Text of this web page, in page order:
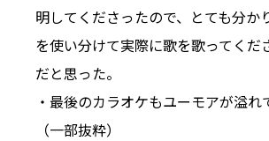
明してくださったので、とても分
を使い分けて実際に歌を歌ってく
だと思った。
・最後のカラオケもユーモアが溢
（一部抜粋）